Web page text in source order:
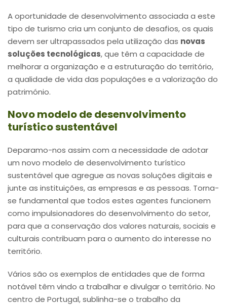
A oportunidade de desenvolvimento associada a este
tipo de turismo cria um conjunto de desafios, os quais
devem ser ultrapassados pela utilização das novas
soluções tecnológicas, que têm a capacidade de
melhorar a organização e a estruturação do território,
a qualidade de vida das populações e a valorização do
património.
Novo modelo de desenvolvimento
turístico sustentável
Deparamo-nos assim com a necessidade de adotar
um novo modelo de desenvolvimento turístico
sustentável que agregue as novas soluções digitais e
junte as instituições, as empresas e as pessoas. Torna-
se fundamental que todos estes agentes funcionem
como impulsionadores do desenvolvimento do setor,
para que a conservação dos valores naturais, sociais e
culturais contribuam para o aumento do interesse no
território.
Vários são os exemplos de entidades que de forma
notável têm vindo a trabalhar e divulgar o território. No
centro de Portugal, sublinha-se o trabalho da